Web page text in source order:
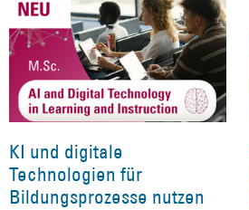
KI und digitale
Technologien für
Bildungsprozesse nutzen